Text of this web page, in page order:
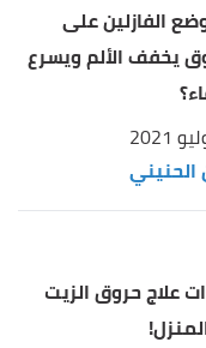
الفازلين على
يخفف الألم ويسرع
الحنيني
علاج حروق الزيت